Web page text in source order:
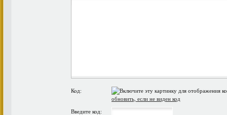
Код:
обновить, если не виден код
Введите код: